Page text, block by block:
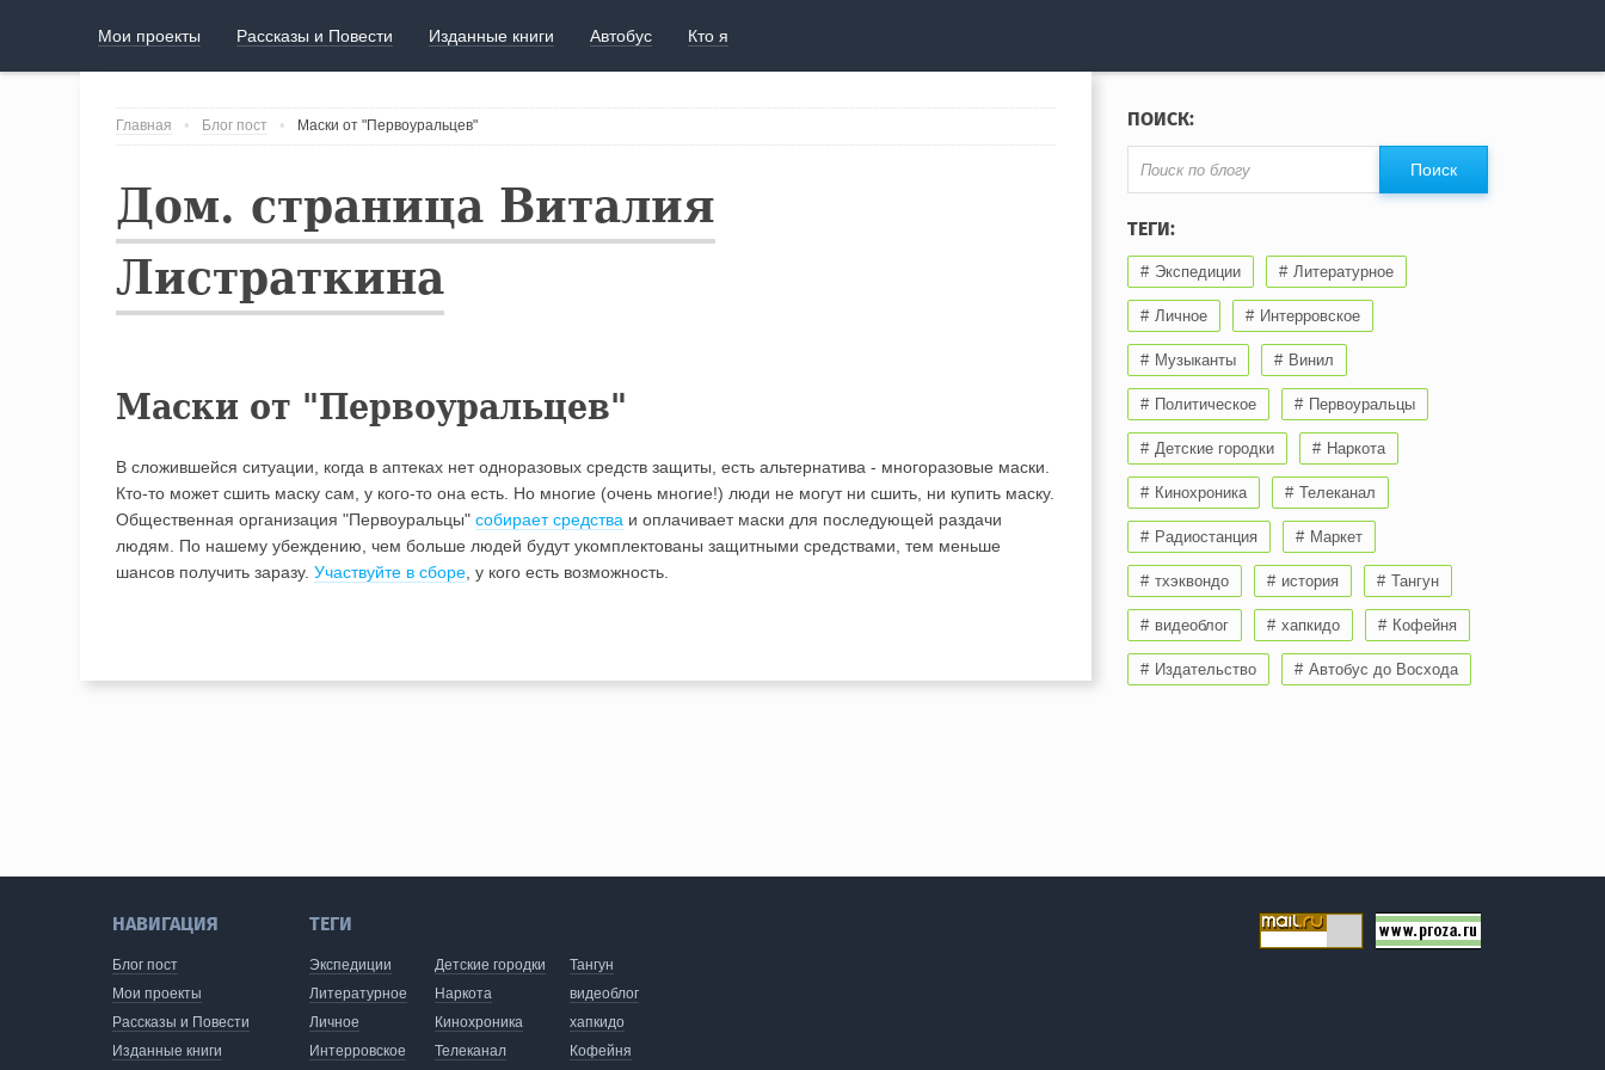
Мои проекты Рассказы и Повести Изданные книги Автобус Кто я
Главная Блог пост Маски от "Первоуральцев"
Дом. страница Виталия
Листраткина
Маски от "Первоуральцев"
В сложившейся ситуации, когда в аптеках нет одноразовых средств защиты, есть альтернатива - многоразовые маски.
Кто-то может сшить маску сам, у кого-то она есть. Но многие (очень многие!) люди не могут ни сшить, ни купить маску.
Общественная организация "Первоуральцы"собирает средства и оплачивает маски для последующей раздачи
людям. По нашему убеждению, чем больше людей будут укомплектованы защитными средствами, тем меньше
шансов получить заразу.Участвуйте в сборе , у кого есть возможность.
ПОИСК:
ТЕГИ:
Экспедиции Литературное
Личное Интерровское
Музыканты Винил
Политическое Первоуральцы
Детские городки Наркота
Кинохроника Телеканал
Радиостанция Маркет
тхэквондо история Тангун
видеоблог хапкидо Кофейня
Издательство Автобус до Восхода
НАВИГАЦИЯ
Блог пост
Мои проекты
Рассказы и Повести
Изданные книги
ТЕГИ
Экспедиции
Литературное
Личное
Интерровское
Детские городки
Наркота
Кинохроника
Телеканал
Тангун
видеоблог
хапкидо
Кофейня